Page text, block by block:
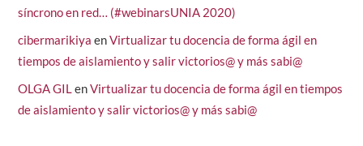
síncrono en red… (#webinarsUNIA 2020)
cibermarikiya enVirtualizar tu docencia de forma ágil en
tiempos de aislamiento y salir victorios@ y más sabi@
OLGA GILenVirtualizar tu docencia de forma ágil en tiempos
de aislamiento y salir victorios@ y más sabi@